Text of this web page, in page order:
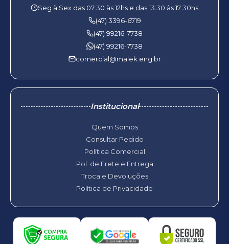
Seg à Sex das 07:30 às 12hs e das 13:30 às 17:30hs
(47) 3396-6719
(47) 99216-7738
(47) 99216-7738
comercial@malek.eng.br
Institucional
Quem Somos
Consultar Pedido
Política Comercial
Pol. de Frete e Entrega
Troca e Devoluções
Política de Privacidade